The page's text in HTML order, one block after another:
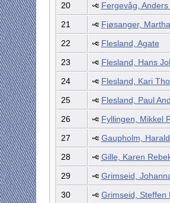
20
Fergevåg, Anders
21
Fjøsanger,
22
Flesland, Agate
23
Flesland, Hans
24
Flesland, Kari
25
Flesland, Paul
26
Fyllingen, Mikkel
27
Gaupholm,
28
Gille, Karen
29
Grimseid,
30
Grimseid, Steffen